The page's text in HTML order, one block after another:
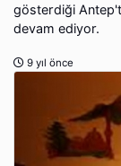
gösterdiği
devam ediyor.
9 yıl önce